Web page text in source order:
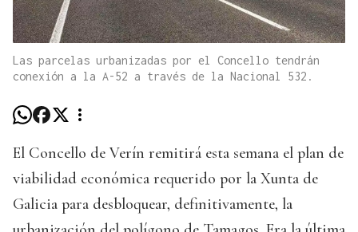
Las parcelas urbanizadas por el Concello tendrán
conexión a la A-52 a través de la Nacional 532.
El Concello de Verín remitirá esta semana el plan de
viabilidad económica requerido por la Xunta de
Galicia para desbloquear, definitivamente, la